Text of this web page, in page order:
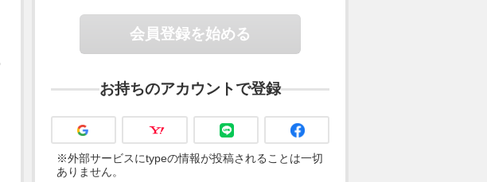
会員登録を始める
お持ちのアカウントで登録
※外部サービスにtypeの情報が投稿されることは一切
ありません。